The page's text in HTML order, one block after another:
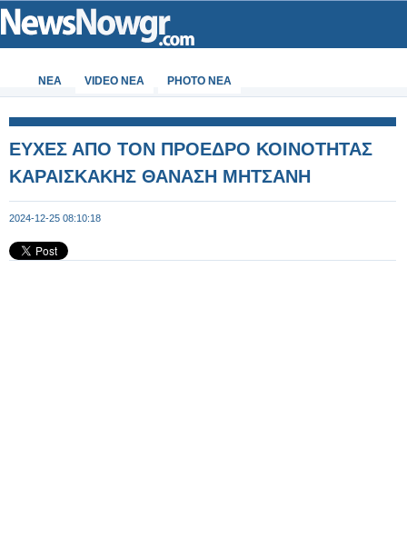
ΝΕΑ VIDEO NEA PHOTO NEA
ΕΥΧΕΣ ΑΠΟ ΤΟΝ ΠΡΟΕΔΡΟ ΚΟΙΝΟΤΗΤΑΣ
ΚΑΡΑΙΣΚΑΚΗΣ ΘΑΝΑΣΗ ΜΗΤΣΑΝΗ
2024-12-25 08:10:18